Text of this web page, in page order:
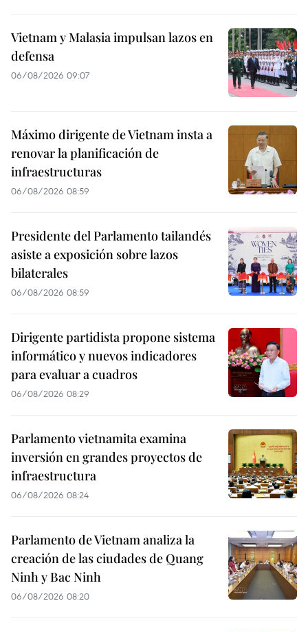
Vietnam y Malasia impulsan lazos en
defensa
06/08/2026 09:07
Máximo dirigente de Vietnam insta a
renovar la planificación de
infraestructuras
06/08/2026 08:59
Presidente del Parlamento tailandés
asiste a exposición sobre lazos
bilaterales
06/08/2026 08:59
Dirigente partidista propone sistema
informático y nuevos indicadores
para evaluar a cuadros
06/08/2026 08:29
Parlamento vietnamita examina
inversión en grandes proyectos de
infraestructura
06/08/2026 08:24
Parlamento de Vietnam analiza la
creación de las ciudades de Quang
Ninh y Bac Ninh
06/08/2026 08:20